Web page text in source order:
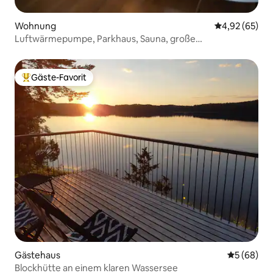
Wohnung
4,92 (65)
Luftwärmepumpe, Parkhaus, Sauna, große
Beliebter Gäste-Favorit.
Gäste-Favorit
Gästehaus
5 (68)
Blockhütte an einem klaren Wassersee